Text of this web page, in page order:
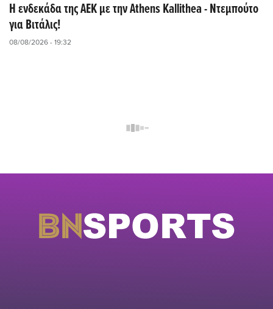
Η ενδεκάδα της ΑΕΚ με την Athens Kallithea - Ντεμπούτο
για Βιτάλις!
08/08/2026 - 19:32